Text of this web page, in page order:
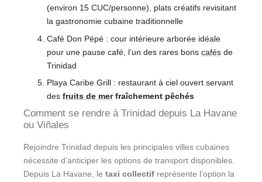
(environ 15 CUC/personne), plats créatifs revisitant
la gastronomie cubaine traditionnelle
Café Don Pépé : cour intérieure arborée idéale
pour une pause café, l’un des rares bons cafés de
Trinidad
Playa Caribe Grill : restaurant à ciel ouvert servant
des fruits de merfraîchement pêchés
Comment se rendre à Trinidad depuis La Havane
ou Viñales
Rejoindre Trinidad depuis les principales villes cubaines
nécessite d’anticiper les options de transport disponibles.
Depuis La Havane, le taxi collectif représente l’option la